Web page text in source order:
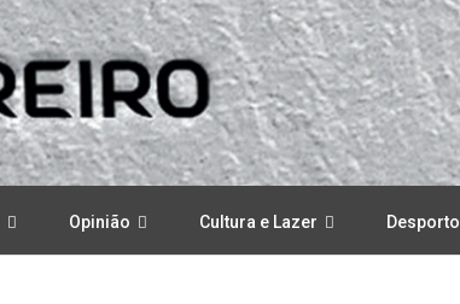
Opinião Cultura e Lazer Desporto